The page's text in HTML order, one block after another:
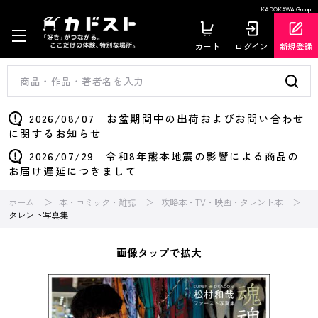
KADOKAWA Group
カート ログイン 新規登録
2026/08/07 お盆期間中の出荷およびお問い合わせ
に関するお知らせ
2026/07/29 令和8年熊本地震の影響による商品の
お届け遅延につきまして
ホーム 本・コミック・雑誌
攻略本・TV・映画・タレント本
タレント写真集
画像タップで拡大